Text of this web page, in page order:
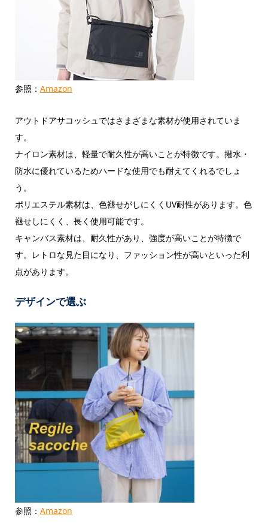
参照： Amazon
アウトドアサコッシュではさまざまな素材が使用されていま
す。
ナイロン素材は、軽量で耐久性が高いことが特徴です。撥水・
防水に優れているためハードな使用でも耐えてくれるでしょ
う。
ポリエステル素材は、色褪せがしにくくUV耐性があります。色
褪せしにくく、長く使用可能です。
キャンバス素材は、耐久性があり、強度が高いことが特徴で
す。レトロな見た目になり、ファッション性が高いといった利
点があります。
デザインで選ぶ
参照： Amazon